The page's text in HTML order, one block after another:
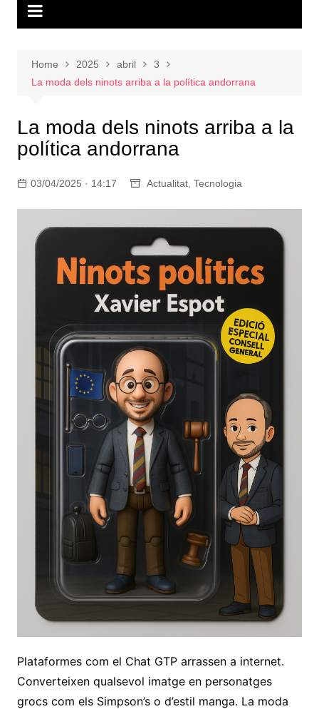
Home 2025 abril
3
La moda dels ninots arriba a la política andorrana
La moda dels ninots arriba a la
política andorrana
03/04/2025 · 14:17 Actualitat, Tecnologia
Plataformes com el Chat GTP arrassen a internet.
Converteixen qualsevol imatge en personatges
grocs com els Simpson’s o d’estil manga. La moda